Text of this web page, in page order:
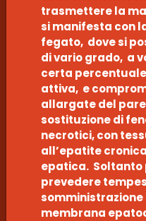
trasmettere la
si manifesta con
fegato, dove si
di vario grado, a
certa
attiva, e
allargate del
sostituzione di
necrotici, con
all’epatite
epatica. Soltanto
prevedere
membrana